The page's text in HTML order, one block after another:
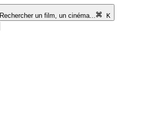
Rechercher un film, un cinéma...
K